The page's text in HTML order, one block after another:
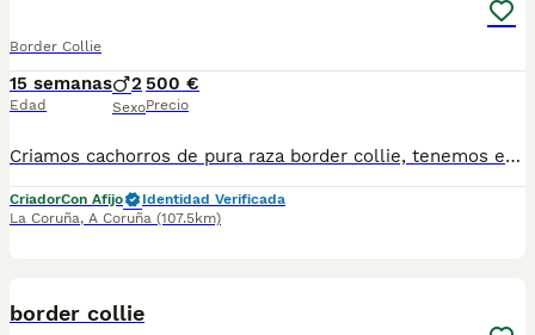
Border Collie
15 semanas
Edad
2
Sexo
500 €
Precio
Criamos cachorros de pura raza border collie, tenemos en blanco y negro, también tenemos en blanco y marrón. Vengan a verlos y podrán escoger el que más les guste, también pueden ver los adultos
CriadorCon Afijo
Identidad Verificada
La Coruña, A Coruña (107.5km)
border collie